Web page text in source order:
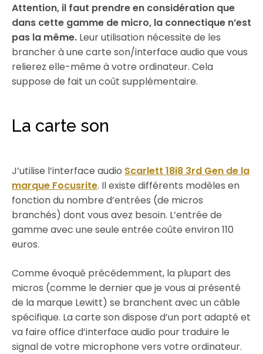
Attention, il faut prendre en considération que
dans cette gamme de micro, la connectique n’est
pas la même. Leur utilisation nécessite de les
brancher à une carte son/interface audio que vous
relierez elle-même à votre ordinateur. Cela
suppose de fait un coût supplémentaire.
La carte son
J’utilise l’interface audio Scarlett 18i8 3rd Gen de la
marque Focusrite. Il existe différents modèles en
fonction du nombre d’entrées (de micros
branchés) dont vous avez besoin. L’entrée de
gamme avec une seule entrée coûte environ 110
euros.
Comme évoqué précédemment, la plupart des
micros (comme le dernier que je vous ai présenté
de la marque Lewitt) se branchent avec un câble
spécifique. La carte son dispose d’un port adapté et
va faire office d’interface audio pour traduire le
signal de votre microphone vers votre ordinateur.